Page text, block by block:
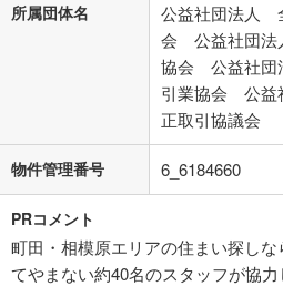
所属団体名
公益社団法人
会 公益社団法
協会 公益社団
引業協会 公益
正取引協議会
物件管理番号 6_6184660
PRコメント
町田・相模原エリアの住まい探し
てやまない約40名のスタッフが協